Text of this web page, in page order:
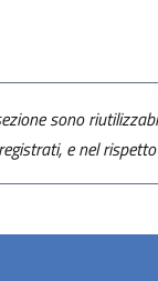
sono
e nel